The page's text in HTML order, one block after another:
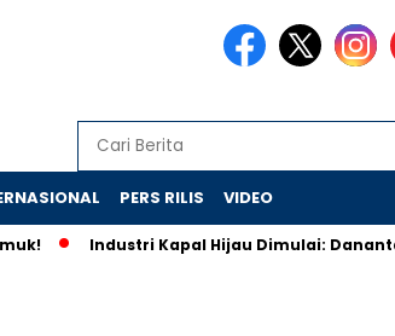
PERS RILIS VIDEO
Industri Kapal Hijau Dimulai: